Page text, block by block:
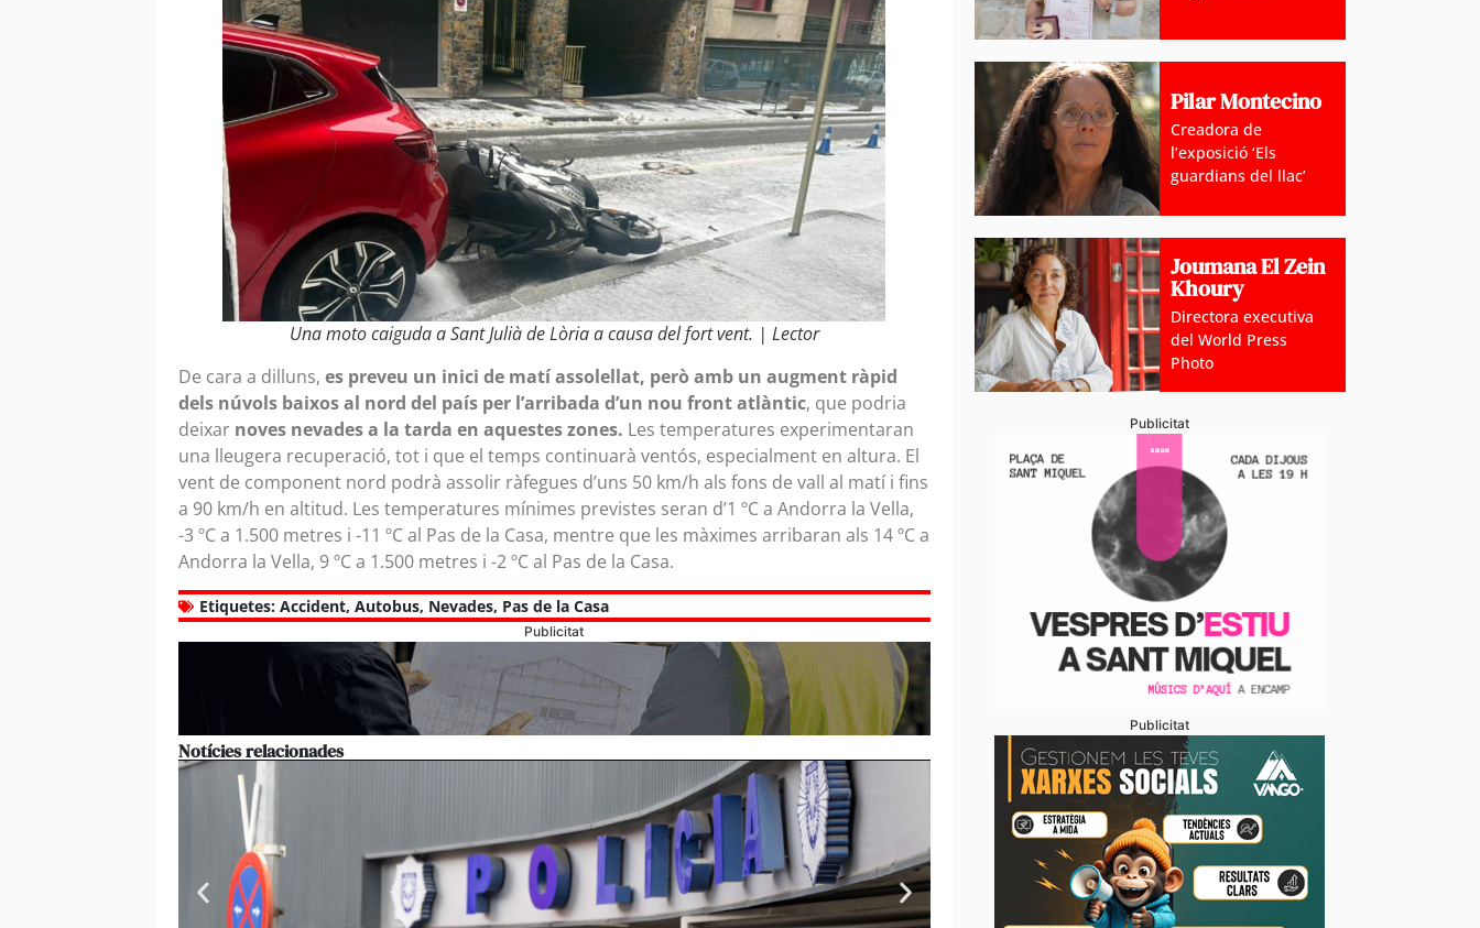
Una moto caiguda a Sant Julià de Lòria a causa del fort vent. | Lector
De cara a dilluns, es preveu un inici de matí assolellat, però amb un augment ràpid
dels núvols baixos al nord del país per l’arribada d’un nou front atlàntic, que podria
deixar noves nevades a la tarda en aquestes zones. Les temperatures experimentaran
una lleugera recuperació, tot i que el temps continuarà ventós, especialment en altura. El
vent de component nord podrà assolir ràfegues d’uns 50 km/h als fons de vall al matí i fins
a 90 km/h en altitud. Les temperatures mínimes previstes seran d’1 ºC a Andorra la Vella,
-3 ºC a 1.500 metres i -11 ºC al Pas de la Casa, mentre que les màximes arribaran als 14 ºC a
Andorra la Vella, 9 ºC a 1.500 metres i -2 ºC al Pas de la Casa.
Etiquetes: Accident, Autobus, Nevades, Pas de la Casa
Publicitat
Notícies relacionades
Pilar Montecino
Creadora de
l’exposició ‘Els
guardians del llac’
Joumana El Zein
Khoury
Directora executiva
del World Press
Photo
Publicitat
Publicitat